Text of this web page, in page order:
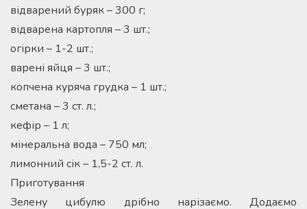
відварений буряк – 300 г;
відварена картопля – 3 шт.;
огірки – 1-2 шт.;
варені яйця – 3 шт.;
копчена куряча грудка – 1 шт.;
сметана – 3 ст. л.;
кефір – 1 л;
мінеральна вода – 750 мл;
лимонний сік – 1,5-2 ст. л.
Приготування
Зелену цибулю дрібно нарізаємо. Додаємо